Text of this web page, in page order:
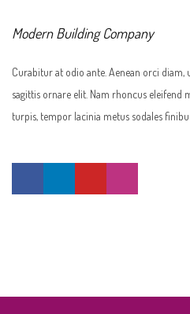
Modern Building Company
Curabitur at odio ante. Aenean orci diam,
sagittis ornare elit. Nam rhoncus eleifend
turpis, tempor lacinia metus sodales